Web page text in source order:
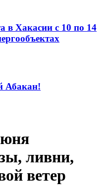
в Хакасии с 10 по 14
Абакан!
ливни,
ветер